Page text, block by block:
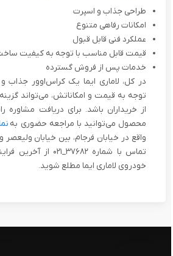
طراحی جذاب و اسپرت
امکانات رفاهی متنوع
عملکرد فنی قابل قبول
قیمت قابل مناسب با توجه به کیفیت
خدمات پس از فروش گسترده
در کل، لاماری ایما یک کراس‌اوور جذاب
توجه به قیمت و امکاناتش، می‌تواند
از خریداران باشد. برای دریافت مشاوره
محصول می‌توانید با مراجعه حضوری به
تماس با شماره
خودروی لاماری ایما مطلع شوید.